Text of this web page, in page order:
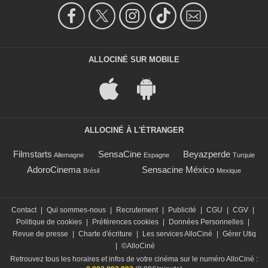
ALLOCINÉ SUR MOBILE
ALLOCINÉ À L'ÉTRANGER
Filmstarts Allemagne SensaCine Espagne Beyazperde Turquie
AdoroCinema Brésil Sensacine México Mexique
Contact Qui sommes-nous Recrutement Publicité CGU CGV
Politique de cookies
Préférences cookies Données Personnelles
Revue de presse
Charte d'écriture Les services AlloCiné
Gérer Utiq
©AlloCiné
Retrouvez tous les horaires et infos de votre cinéma sur le numéro AlloCiné :